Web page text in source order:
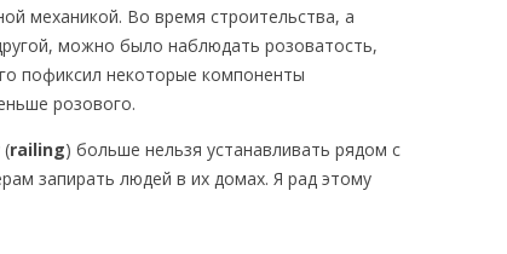
механикой. Во время строительства, а
можно было наблюдать розоватость,
пофиксил некоторые компоненты
розового.
(railing) больше нельзя устанавливать рядом с
запирать людей в их домах. Я рад этому